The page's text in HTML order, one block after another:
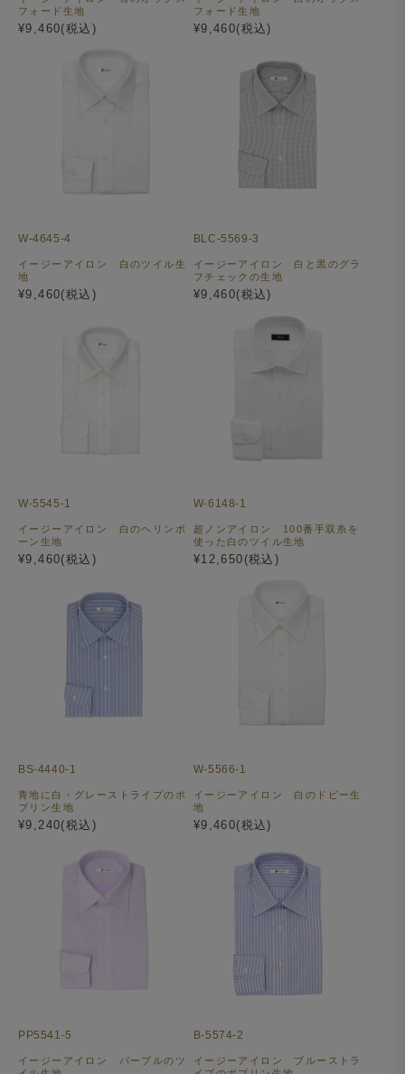
フォード生地
¥9,460(税込)
フォード生地
¥9,460(税込)
W-4645-4
イージーアイロン 白のツイル生
地
¥9,460(税込)
BLC-5569-3
イージーアイロン 白と黒のグラ
フチェックの生地
¥9,460(税込)
W-5545-1
イージーアイロン 白のヘリンボ
ーン生地
¥9,460(税込)
W-6148-1
超ノンアイロン 100番手双糸を
使った白のツイル生地
¥12,650(税込)
BS-4440-1
青地に白・グレーストライプのポ
プリン生地
¥9,240(税込)
W-5566-1
イージーアイロン 白のドビー生
地
¥9,460(税込)
PP5541-5
イージーアイロン パープルのツ
B-5574-2
イージーアイロン ブルーストラ